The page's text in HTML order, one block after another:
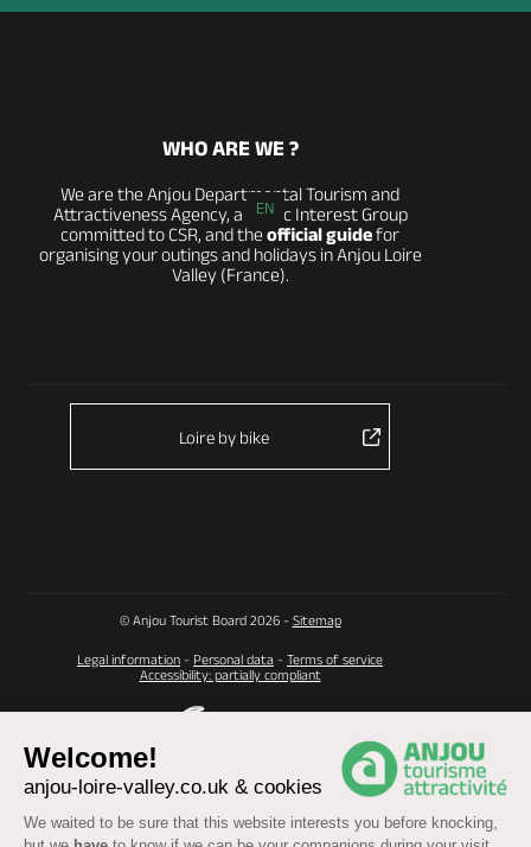
Welcome!
anjou-loire-valley.co.uk & cookies
We waited to be sure that this website interests you before knocking,
EN
WHO ARE WE ?
We are the Anjou Departmental Tourism and
Attractiveness Agency, a Public Interest Group
committed to CSR, and theofficial guidefor
organising your outings and holidays in Anjou Loire
Valley (France).
Loire by bike
© Anjou Tourist Board 2026 - Sitemap
Legal information - Personal data - Terms of service
Accessibility: partially compliant